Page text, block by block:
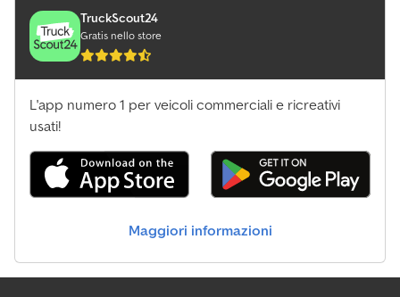
TruckScout24
Gratis nello store
L'app numero 1 per veicoli commerciali e ricreativi
usati!
Maggiori informazioni